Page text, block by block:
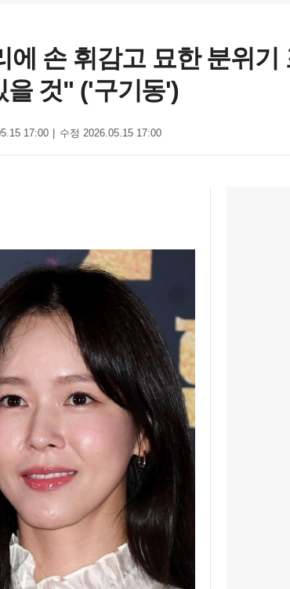
에 손 휘감고 묘한 분위
을 것" ('구기동')
17:00 수정 2026.05.15 17:00